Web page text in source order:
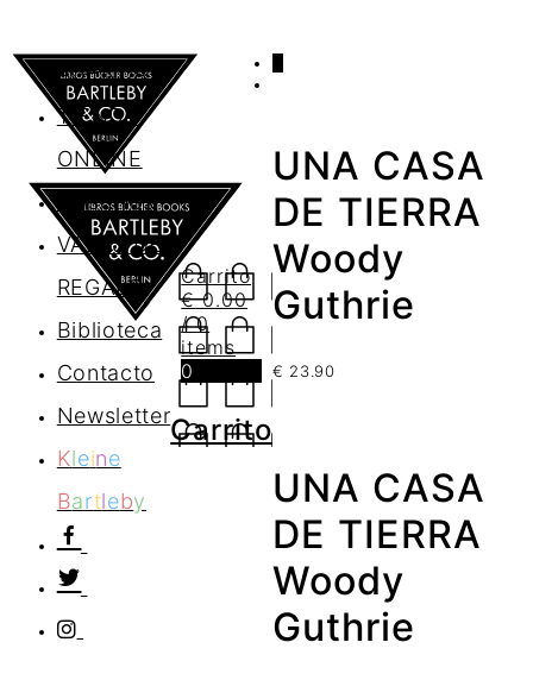
AGENDA
TIENDA
ONLINE
Nosotros
VALES DE
REGALO
Biblioteca
Contacto
Newsletter
Kleine
Bartleby
Carrito
€0.00
/ 0
items
0
Carrito
UNA CASA
DE TIERRA
Woody
Guthrie
€ 23.90
UNA CASA
DE TIERRA
Woody
Guthrie